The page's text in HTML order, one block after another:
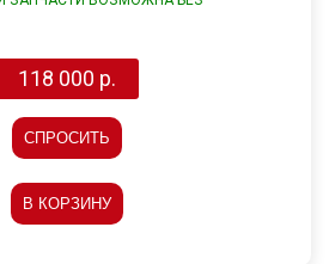
118 000 р.
СПРОСИТЬ
В КОРЗИНУ